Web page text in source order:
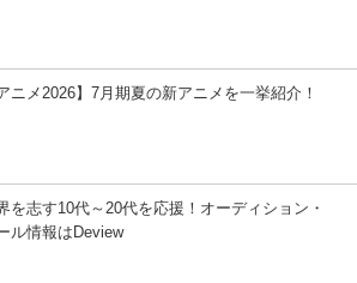
ニメ2026】7月期夏の新アニメを一挙紹介！
を志す10代～20代を応援！オーディション・
ル情報はDeview